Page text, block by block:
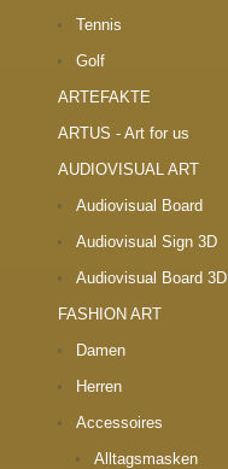
Tennis
Golf
ARTEFAKTE
ARTUS - Art for us
AUDIOVISUAL ART
Audiovisual Board
Audiovisual Sign 3D
Audiovisual Board 3D
FASHION ART
Damen
Herren
Accessoires
Alltagsmasken